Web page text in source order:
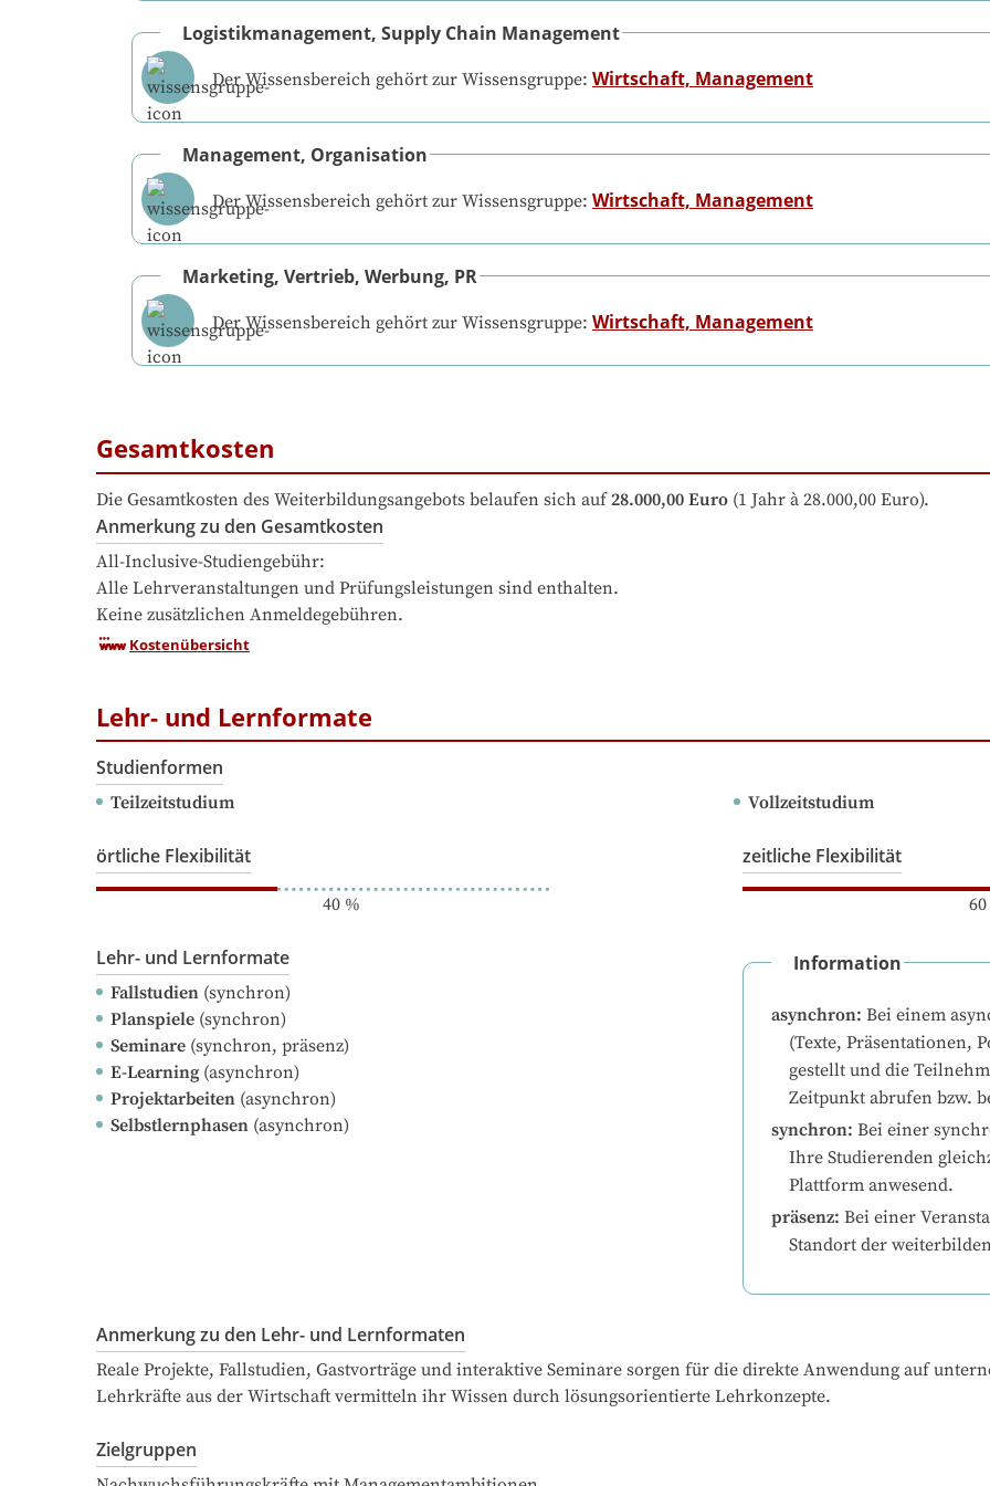
Logistikmanagement, Supply Chain Management
Der Wissensbereich gehört zur Wissensgruppe: Wirtschaft, Management
Management, Organisation
Der Wissensbereich gehört zur Wissensgruppe: Wirtschaft, Management
Marketing, Vertrieb, Werbung, PR
Der Wissensbereich gehört zur Wissensgruppe: Wirtschaft, Management
Gesamtkosten
Die Gesamtkosten des Weiterbildungsangebots belaufen sich auf 28.000,00 Euro (1 Jahr à 28.000,00 Euro).
Anmerkung zu den Gesamtkosten
All‑Inclusive‑Studiengebühr:
Alle Lehrveranstaltungen und Prüfungsleistungen sind enthalten.
Keine zusätzlichen Anmeldegebühren.
Kostenübersicht
Lehr- und Lernformate
Studienformen
Teilzeitstudium Vollzeitstudium
örtliche Flexibilität
40%
zeitliche Flexibilität
60
Lehr- und Lernformate
Fallstudien (synchron)
Planspiele (synchron)
Seminare (synchron, präsenz)
E-Learning(asynchron)
Projektarbeiten (asynchron)
Selbstlernphasen (asynchron)
Information
asynchron: Bei einem
(Texte, Präsentationen,
gestellt und die
Zeitpunkt abrufen bzw.
synchron: Bei einer
Ihre Studierenden
Plattform anwesend.
präsenz: Bei einer
Standort der
Anmerkung zu den Lehr- und Lernformaten
Reale Projekte, Fallstudien, Gastvorträge und interaktive Seminare sorgen für die direkte Anwendung auf
Lehrkräfte aus der Wirtschaft vermitteln ihr Wissen durch lösungsorientierte Lehrkonzepte.
Zielgruppen